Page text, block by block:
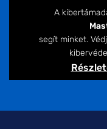
A
segít minket.